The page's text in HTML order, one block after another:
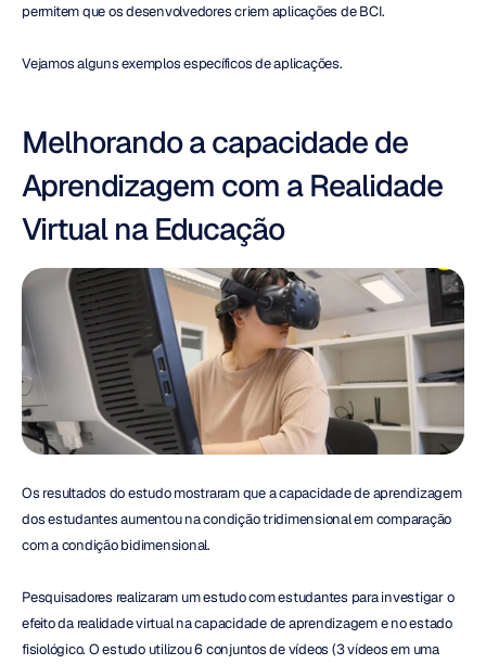
permitem que os desenvolvedores criem aplicações de BCI.
Vejamos alguns exemplos específicos de aplicações.
Melhorando a capacidade de
Aprendizagem com a Realidade
Virtual na Educação
Os resultados do estudo mostraram que a capacidade de aprendizagem
dos estudantes aumentou na condição tridimensional em comparação
com a condição bidimensional.
Pesquisadores realizaram um estudo com estudantes para investigar o
efeito da realidade virtual na capacidade de aprendizagem e no estado
fisiológico. O estudo utilizou 6 conjuntos de vídeos (3 vídeos em uma